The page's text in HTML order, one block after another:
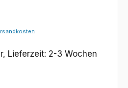
Lieferzeit: 2-3 Wochen